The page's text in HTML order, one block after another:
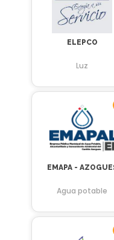
ELEPCO
Luz
EMAPA -
Agua potable